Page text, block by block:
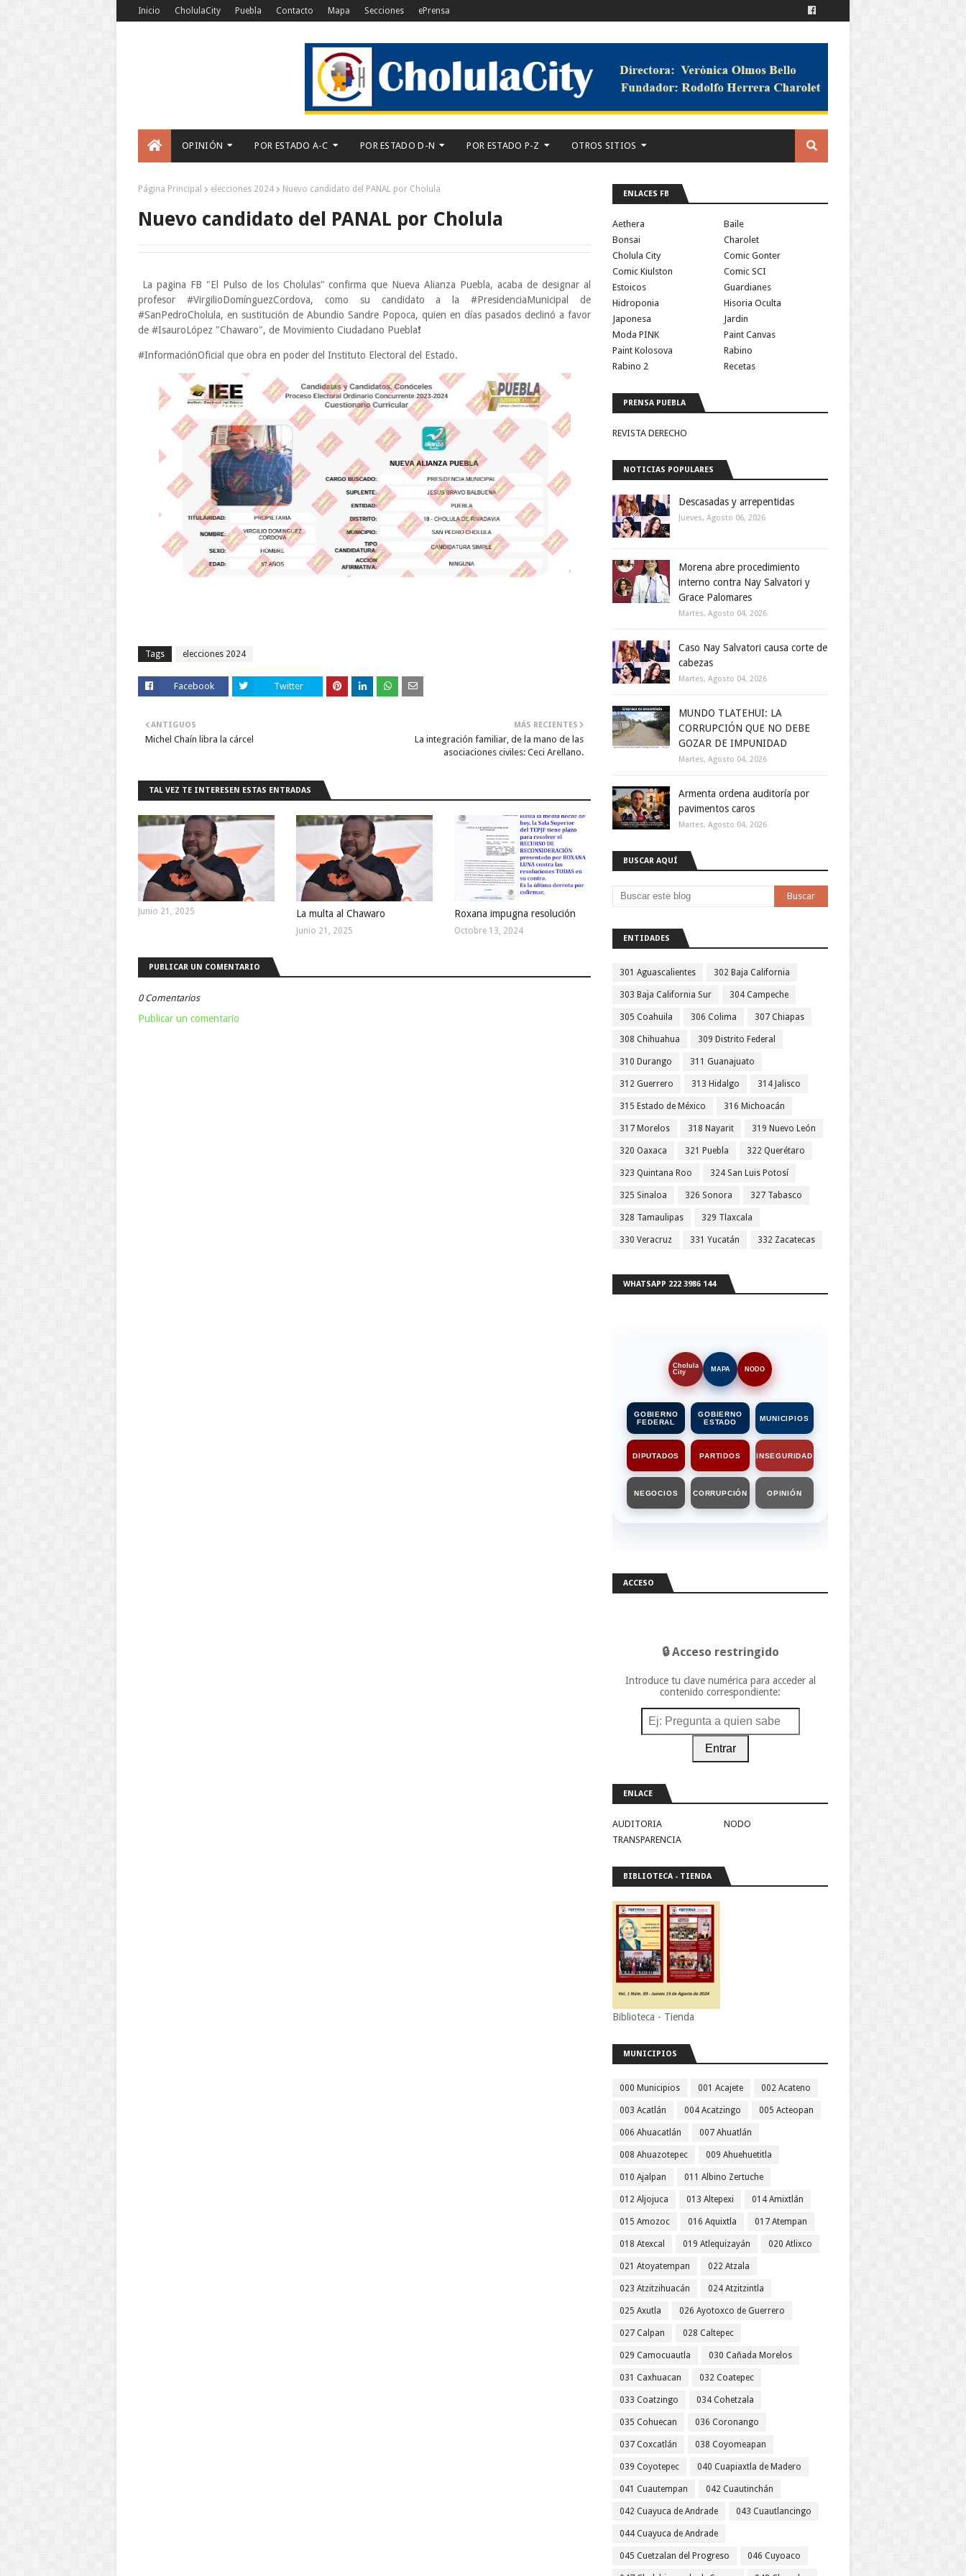
Inicio CholulaCity Puebla Contacto Mapa Secciones ePrensa
OPINIÓN POR ESTADO A-C POR ESTADO D-N POR ESTADO P-Z OTROS SITIOS
Página Principal elecciones 2024 Nuevo candidato del PANAL por Cholula
Nuevo candidato del PANAL por Cholula
La pagina FB "El Pulso de los Cholulas" confirma que Nueva Alianza Puebla, acaba de designar al
profesor #VirgilioDomínguezCordova, como su candidato a la #PresidenciaMunicipal de
#SanPedroCholula, en sustitución de Abundio Sandre Popoca, quien en días pasados declinó a favor
de #IsauroLópez "Chawaro", de Movimiento Ciudadano Puebla❗
#InformaciónOficial que obra en poder del Instituto Electoral del Estado.
Tags elecciones 2024
Facebook Twitter
MÁS RECIENTES
La integración familiar, de la mano de las
asociaciones civiles: Ceci Arellano.
ANTIGUOS
Michel Chaín libra la cárcel
TAL VEZ TE INTERESEN ESTAS ENTRADAS
Junio 21, 2025 La multa al Chawaro
Junio 21, 2025
Roxana impugna resolución
Octobre 13, 2024
PUBLICAR UN COMENTARIO
0 Comentarios
Publicar un comentario
ENLACES FB
Aethera
Baile
Bonsai
Charolet
Cholula City
Comic Gonter
Comic Kiulston
Comic SCI
Estoicos
Guardianes
Hidroponia
Hisoria Oculta
Japonesa
Jardin
Moda PINK
Paint Canvas
Paint Kolosova
Rabino
Rabino 2
Recetas
PRENSA PUEBLA
REVISTA DERECHO
NOTICIAS POPULARES
Descasadas y arrepentidas
Jueves, Agosto 06, 2026
Morena abre procedimiento
interno contra Nay Salvatori y
Grace Palomares
Martes, Agosto 04, 2026
Caso Nay Salvatori causa corte de
cabezas
Martes, Agosto 04, 2026
MUNDO TLATEHUI: LA
CORRUPCIÓN QUE NO DEBE
GOZAR DE IMPUNIDAD
Martes, Agosto 04, 2026
Armenta ordena auditoría por
pavimentos caros
Martes, Agosto 04, 2026
BUSCAR AQUÍ
ENTIDADES
301 Aguascalientes 302 Baja California
303 Baja California Sur 304 Campeche
305 Coahuila 306 Colima 307 Chiapas
308 Chihuahua 309 Distrito Federal
310 Durango 311 Guanajuato
312 Guerrero 313 Hidalgo 314 Jalisco
315 Estado de México 316 Michoacán
317 Morelos 318 Nayarit 319 Nuevo León
320 Oaxaca 321 Puebla 322 Querétaro
323 Quintana Roo 324 San Luis Potosí
325 Sinaloa 326 Sonora 327 Tabasco
328 Tamaulipas 329 Tlaxcala
330 Veracruz 331 Yucatán 332 Zacatecas
WHATSAPP 222 3986 144
Cholula
City
MAPA NODO
GOBIERNO
FEDERAL
GOBIERNO
ESTADO
MUNICIPIOS
DIPUTADOS PARTIDOS INSEGURIDAD
NEGOCIOS CORRUPCIÓN OPINIÓN
ACCESO
🔒 Acceso restringido
Introduce tu clave numérica para acceder al
contenido correspondiente:
Entrar
ENLACE
AUDITORIA
NODO
TRANSPARENCIA
BIBLIOTECA - TIENDA
Biblioteca - Tienda
MUNICIPIOS
000 Municipios 001 Acajete 002 Acateno
003 Acatlán 004 Acatzingo 005 Acteopan
006 Ahuacatlán 007 Ahuatlán
008 Ahuazotepec 009 Ahuehuetitla
010 Ajalpan 011 Albino Zertuche
012 Aljojuca 013 Altepexi 014 Amixtlán
015 Amozoc 016 Aquixtla 017 Atempan
018 Atexcal 019 Atlequizayán 020 Atlixco
021 Atoyatempan 022 Atzala
023 Atzitzihuacán 024 Atzitzintla
025 Axutla 026 Ayotoxco de Guerrero
027 Calpan 028 Caltepec
029 Camocuautla 030 Cañada Morelos
031 Caxhuacan 032 Coatepec
033 Coatzingo 034 Cohetzala
035 Cohuecan 036 Coronango
037 Coxcatlán 038 Coyomeapan
039 Coyotepec 040 Cuapiaxtla de Madero
041 Cuautempan 042 Cuautinchán
042 Cuayuca de Andrade 043 Cuautlancingo
044 Cuayuca de Andrade
045 Cuetzalan del Progreso 046 Cuyoaco